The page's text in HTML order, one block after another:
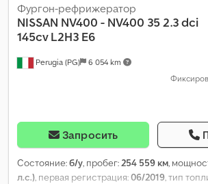
Perugia (PG) 6 054 km
Фургон-рефрижератор
NISSAN NV400 - NV400 35 2.3 dci
145cv L2H3 E6
Запросить
Состояние:б/у, пробег: 254 559 км,
л.с.) , первая регистрация:06/2019 , тип